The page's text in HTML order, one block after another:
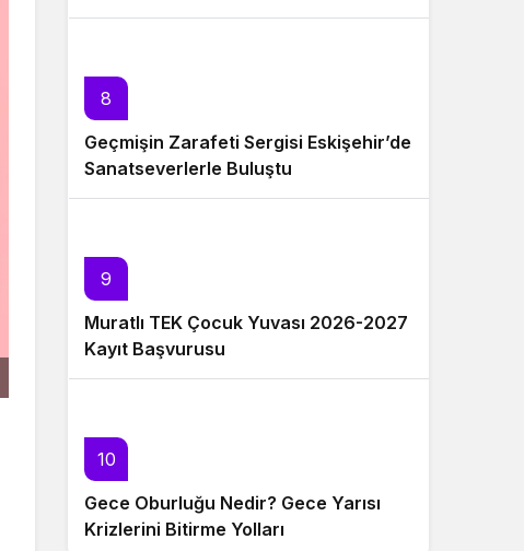
8
Geçmişin Zarafeti Sergisi Eskişehir’de
Sanatseverlerle Buluştu
9
Muratlı TEK Çocuk Yuvası 2026-2027
Kayıt Başvurusu
10
Gece Oburluğu Nedir? Gece Yarısı
Krizlerini Bitirme Yolları